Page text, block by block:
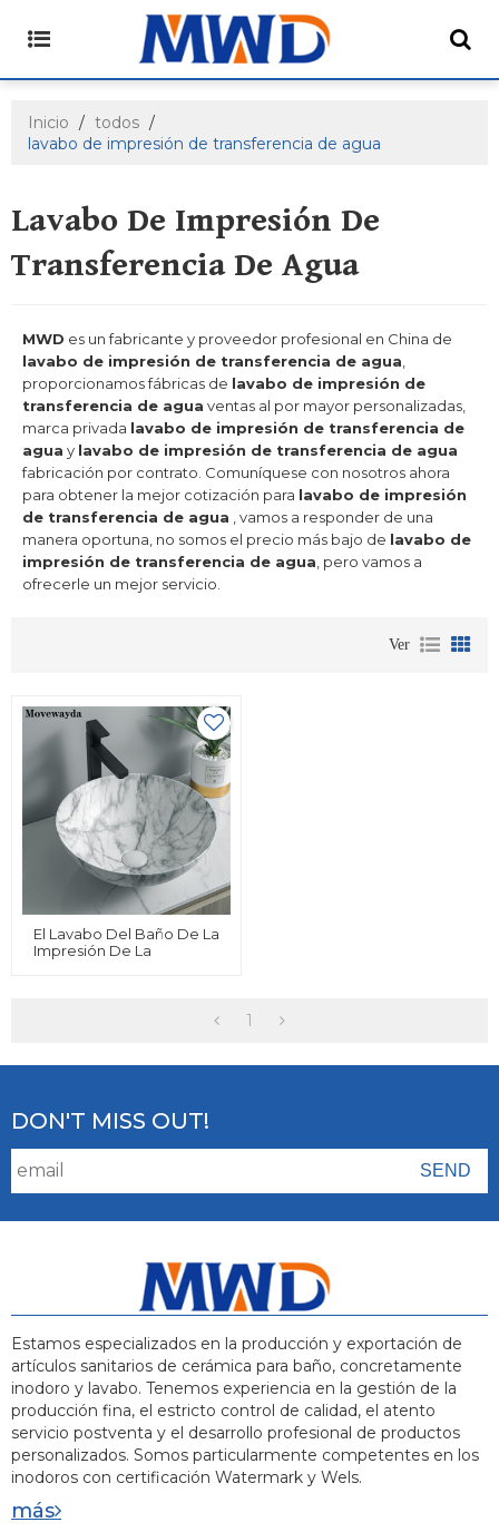
Inicio / todos /
lavabo de impresión de transferencia de agua
Lavabo De Impresión De
Transferencia De Agua
MWD es un fabricante y proveedor profesional en China de
lavabo de impresión de transferencia de agua
proporcionamos fábricas de lavabo de impresión de
transferencia de agua ventas al por mayor personalizadas,
marca privada lavabo de impresión de transferencia de
agua y lavabo de impresión de transferencia de agua
fabricación por contrato. Comuníquese con nosotros ahora
para obtener la mejor cotización para lavabo de impresión
de transferencia de agua , vamos a responder de una
manera oportuna, no somos el precio más bajo de lavabo de
impresión de transferencia de agua , pero vamos a
ofrecerle un mejor servicio.
Ver
El Lavabo Del Baño De La
Impresión De La
1
DON'T MISS OUT!
Estamos especializados en la producción y exportación de
artículos sanitarios de cerámica para baño, concretamente
inodoro y lavabo. Tenemos experiencia en la gestión de la
producción fina, el estricto control de calidad, el atento
servicio postventa y el desarrollo profesional de productos
personalizados. Somos particularmente competentes en los
inodoros con certificación Watermark y Wels.
más